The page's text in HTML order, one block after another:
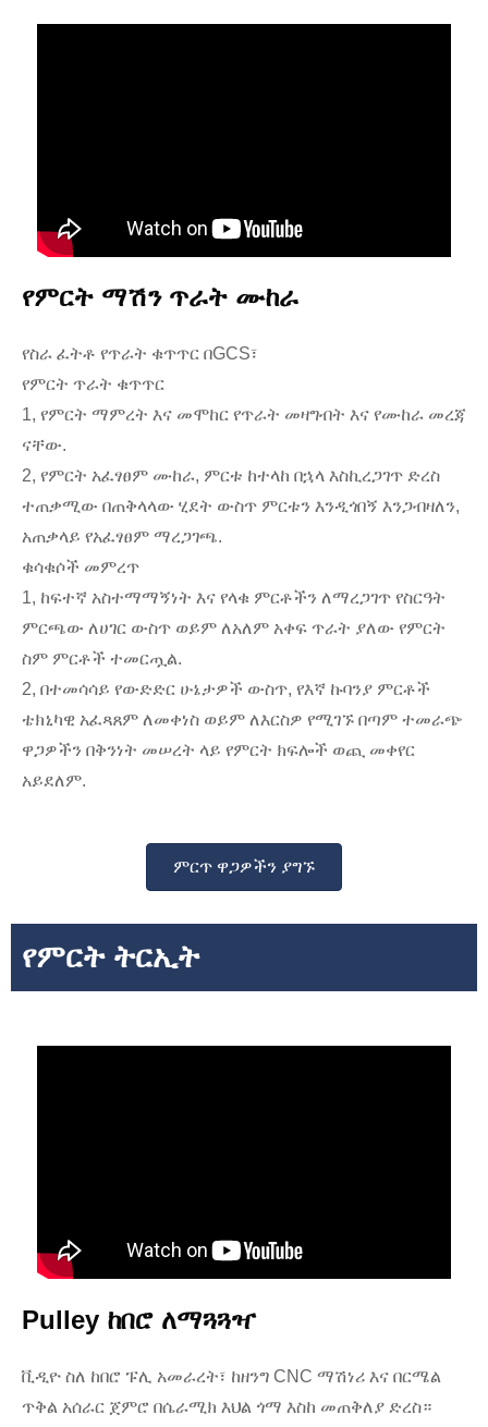
የምርት ማሽን ጥራት ሙከራ
የስራ ፈትቶ የጥራት ቁጥጥር በGCS፣
የምርት ጥራት ቁጥጥር
1, የምርት ማምረት እና መሞከር የጥራት መዛግብት እና የሙከራ መረጃ
ናቸው.
2, የምርት አፈፃፀም ሙከራ, ምርቱ ከተላከ በኋላ እስኪረጋገጥ ድረስ
ተጠቃሚው በጠቅላላው ሂደት ውስጥ ምርቱን እንዲጎበኝ እንጋብዛለን,
አጠቃላይ የአፈፃፀም ማረጋገጫ.
ቁሳቁሶች መምረጥ
1, ከፍተኛ አስተማማኝነት እና የላቁ ምርቶችን ለማረጋገጥ የስርዓት
ምርጫው ለሀገር ውስጥ ወይም ለአለም አቀፍ ጥራት ያለው የምርት
ስም ምርቶች ተመርጧል.
2, በተመሳሳይ የውድድር ሁኔታዎች ውስጥ, የእኛ ኩባንያ ምርቶች
ቴክኒካዊ አፈጻጸም ለመቀነስ ወይም ለእርስዎ የሚገኙ በጣም ተመራጭ
ዋጋዎችን በቅንነት መሠረት ላይ የምርት ክፍሎች ወጪ መቀየር
አይደለም.
ምርጥ ዋጋዎችን ያግኙ
የምርት ትርኢት
Pulley ከበሮ ለማጓጓዣ
ቪዲዮ ስለ ከበሮ ፑሊ አመራረት፣ ከዘንግ CNC ማሽነሪ እና በርሜል
ጥቅል አሰራር ጀምሮ በሴራሚክ እህል ጎማ እስከ መጠቅለያ ድረስ።